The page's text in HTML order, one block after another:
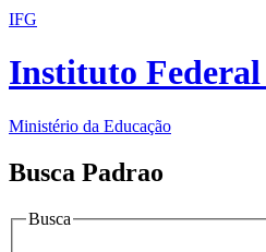
IFG
Instituto Federal
Ministério da Educação
Busca Padrao
Busca